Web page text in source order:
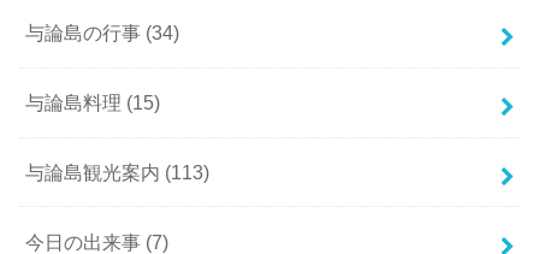
与論島の行事 (34)
与論島料理 (15)
与論島観光案内 (113)
今日の出来事 (7)